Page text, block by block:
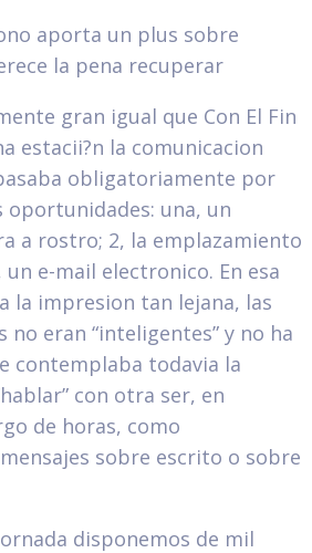
aporta un plus sobre
la pena recuperar
gran igual que Con El Fin
estacii?n la comunicacion
obligatoriamente por
oportunidades: una, un
a rostro; 2, la emplazamiento
e-mail electronico. En esa
la impresion tan lejana, las
no eran “inteligentes” y no ha
contemplaba todavia la
con otra ser, en
de horas, como
sobre escrito o sobre
disponemos de mil